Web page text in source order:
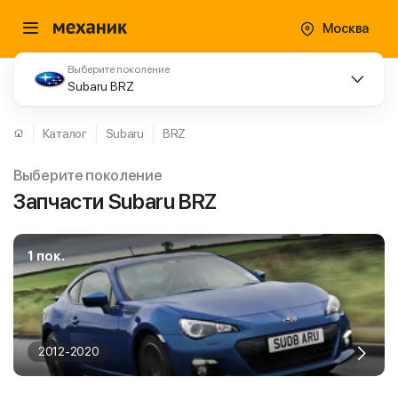
Москва
Выберите поколение
Subaru BRZ
Каталог Subaru BRZ
Выберите поколение
Запчасти Subaru BRZ
1 пок.
2012-2020